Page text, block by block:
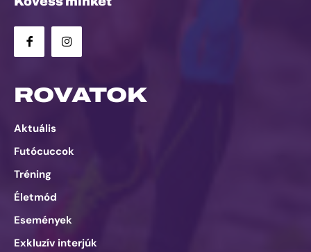
ROVATOK
Aktuális
Futócuccok
Tréning
Életmód
Események
Exkluzív interjúk